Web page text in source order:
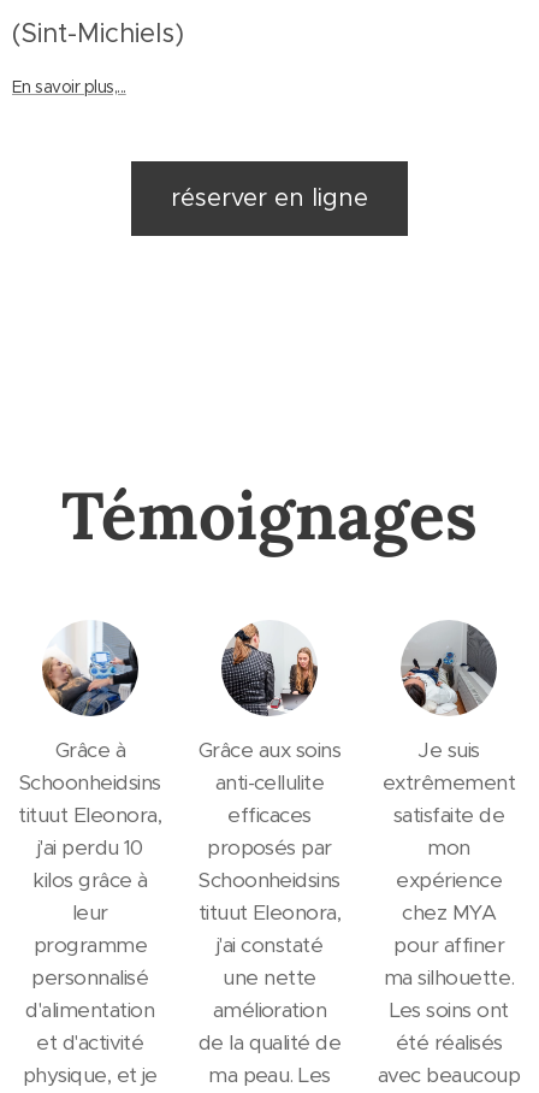
(Sint-Michiels)
En savoir plus,...
réserver en ligne
Témoignages
Grâce à
Schoonheidsins
tituut Eleonora,
j'ai perdu 10
kilos grâce à
leur
programme
personnalisé
d'alimentation
et d'activité
physique, et je
Grâce aux soins
anti-cellulite
efficaces
proposés par
Schoonheidsins
tituut Eleonora,
j'ai constaté
une nette
amélioration
de la qualité de
ma peau. Les
Je suis
extrêmement
satisfaite de
mon
expérience
chez MYA
pour affiner
ma silhouette.
Les soins ont
été réalisés
avec beaucoup